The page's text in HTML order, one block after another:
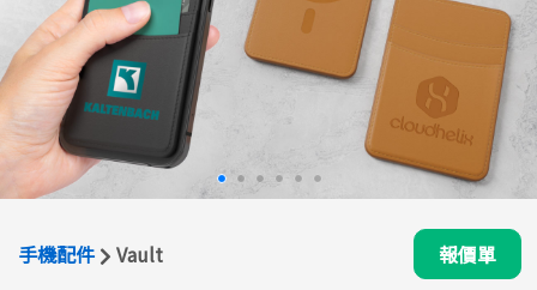
手機配件 Vault 報價單